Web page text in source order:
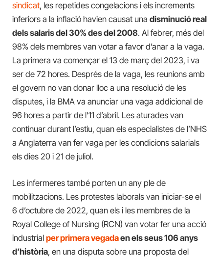
sindicat, les repetides congelacions i els increments
inferiors a la inflació havien causat una disminució real
dels salaris del 30% des del 2008. Al febrer, més del
98% dels membres van votar a favor d’anar a la vaga.
La primera va començar el 13 de març del 2023, i va
ser de 72 hores. Després de la vaga, les reunions amb
el govern no van donar lloc a una resolució de les
disputes, i la BMA va anunciar una vaga addicional de
96 hores a partir de l’11 d’abril. Les aturades van
continuar durant l’estiu, quan els especialistes de l’NHS
a Anglaterra van fer vaga per les condicions salarials
els dies 20 i 21 de juliol.
Les infermeres també porten un any ple de
mobilitzacions. Les protestes laborals van iniciar-se el
6 d’octubre de 2022, quan els i les membres de la
Royal College of Nursing (RCN) van votar fer una acció
industrial per primera vegadaen els seus 106 anys
d’història, en una disputa sobre una proposta del